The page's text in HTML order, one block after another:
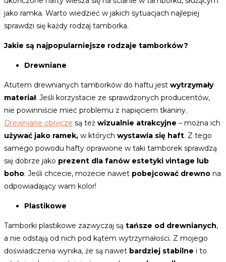
jako ramka. Warto wiedzieć w jakich sytuacjach najlepiej
sprawdzi się każdy rodzaj tamborka.
Jakie są najpopularniejsze rodzaje tamborków?
Drewniane
Atutem drewnianych tamborków do haftu jest wytrzymały
materiał. Jeśli korzystacie ze sprawdzonych producentów,
nie powinniście mieć problemu z napięciem tkaniny.
Drewniane obręcze są też wizualnie atrakcyjne – można ich
używać jako ramek, w których wystawia się haft. Z tego
samego powodu hafty oprawione w taki tamborek sprawdzą
się dobrze jako prezent dla fanów estetyki vintage lub
boho. Jeśli chcecie, możecie nawet pobejcować drewno na
odpowiadający wam kolor!
Plastikowe
Tamborki plastikowe zazwyczaj są tańsze od drewnianych,
a nie odstają od nich pod kątem wytrzymałości. Z mojego
doświadczenia wynika, że są nawet bardziej stabilne i to